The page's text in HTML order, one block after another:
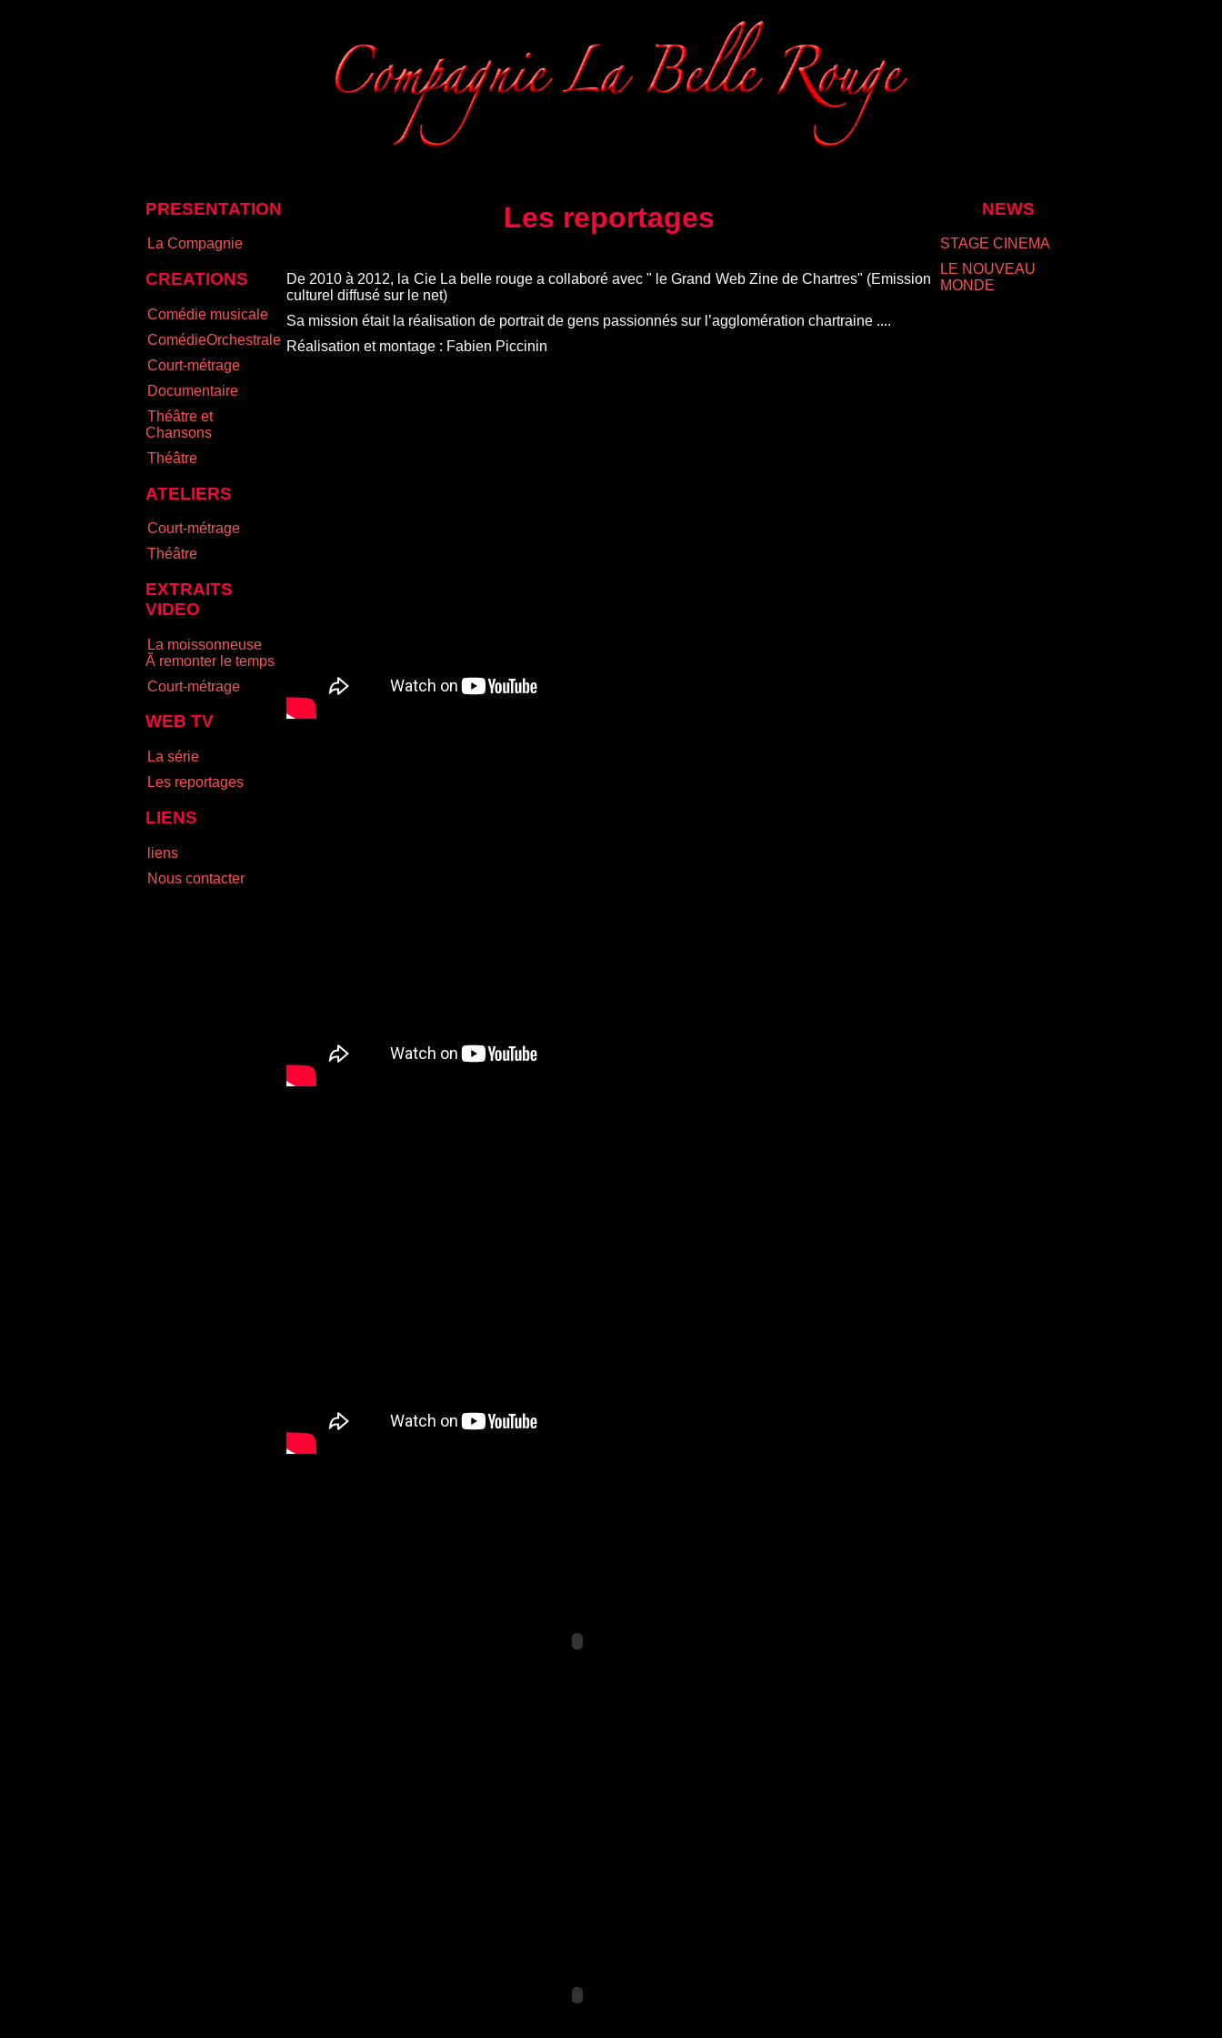
PRESENTATION
La Compagnie
CREATIONS
Comédie musicale
ComédieOrchestrale
Court-métrage
Documentaire
Théâtre et
Chansons
Théâtre
ATELIERS
Court-métrage
Théâtre
EXTRAITS
VIDEO
La moissonneuse
Ã remonter le temps
Court-métrage
WEB TV
La série
Les reportages
LIENS
liens
Nous contacter
NEWS
STAGE CINEMA
LE NOUVEAU
MONDE
Les reportages
De 2010 à 2012, la Cie La belle rouge a collaboré avec " le Grand Web Zine de Chartres" (Emission
culturel diffusé sur le net)
Sa mission était la réalisation de portrait de gens passionnés sur l’agglomération chartraine ....
Réalisation et montage : Fabien Piccinin